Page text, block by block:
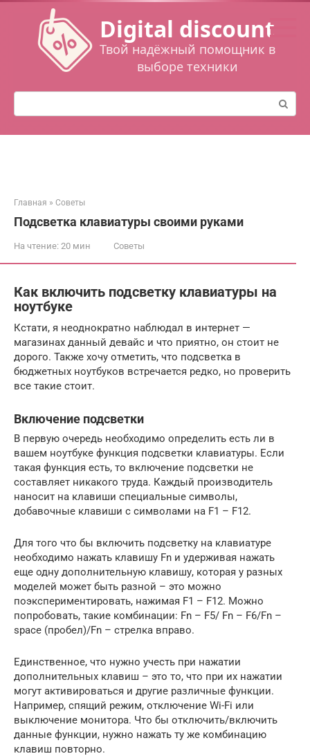
Перейти
контенту
Digital discount
Твой надёжный помощник в
выборе техники
Поиск:
Главная » Советы
Подсветка клавиатуры своими руками
На чтение: 20 мин Советы
Как включить подсветку клавиатуры на
ноутбуке
Кстати, я неоднократно наблюдал в интернет —
магазинах данный девайс и что приятно, он стоит не
дорого. Также хочу отметить, что подсветка в
бюджетных ноутбуков встречается редко, но проверить
все такие стоит.
Включение подсветки
В первую очередь необходимо определить есть ли в
вашем ноутбуке функция подсветки клавиатуры. Если
такая функция есть, то включение подсветки не
составляет никакого труда. Каждый производитель
наносит на клавиши специальные символы,
добавочные клавиши с символами на F1 – F12.
Для того что бы включить подсветку на клавиатуре
необходимо нажать клавишу Fn и удерживая нажать
еще одну дополнительную клавишу, которая у разных
моделей может быть разной – это можно
поэкспериментировать, нажимая F1 – F12. Можно
попробовать, такие комбинации: Fn – F5/ Fn – F6/Fn –
space (пробел)/Fn – стрелка вправо.
Единственное, что нужно учесть при нажатии
дополнительных клавиш – это то, что при их нажатии
могут активироваться и другие различные функции.
Например, спящий режим, отключение Wi-Fi или
выключение монитора. Что бы отключить/включить
данные функции, нужно нажать ту же комбинацию
клавиш повторно.